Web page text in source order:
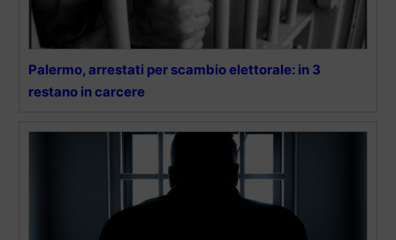
Palermo, arrestati per scambio elettorale: in 3
restano in carcere